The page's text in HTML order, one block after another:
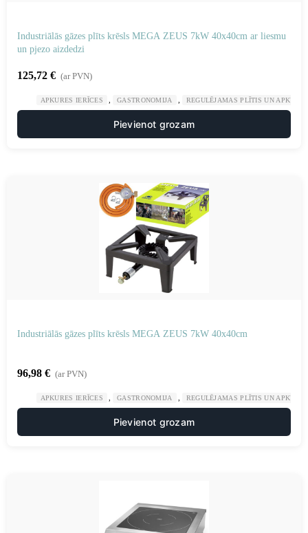
Industriālās gāzes plīts krēsls MEGA ZEUS 7kW 40x40cm ar liesmu
un pjezo aizdedzi
125,72 € (ar PVN)
APKURES IERĪCES GASTRONOMIJA REGULĒJAMAS PLĪTIS UN
Pievienot grozam
Industriālās gāzes plīts krēsls MEGA ZEUS 7kW 40x40cm
96,98 € (ar PVN)
APKURES IERĪCES GASTRONOMIJA REGULĒJAMAS PLĪTIS UN
Pievienot grozam